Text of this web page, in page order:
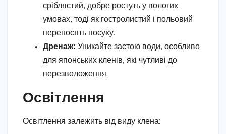
сріблястий, добре ростуть у вологих
умовах, тоді як гостролистий і польовий
переносять посуху.
Дренаж: Уникайте застою води, особливо
для японських кленів, які чутливі до
перезволоження.
Освітлення
Освітлення залежить від виду клена: